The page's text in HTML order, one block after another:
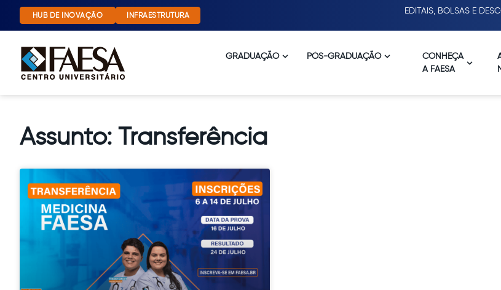
HUB DE INOVAÇÃO INFRAESTRUTURA
EDITAIS, BOLSAS E
GRADUAÇÃO PÓS-GRADUAÇÃO
CONHEÇA
A FAESA
Assunto: Transferência